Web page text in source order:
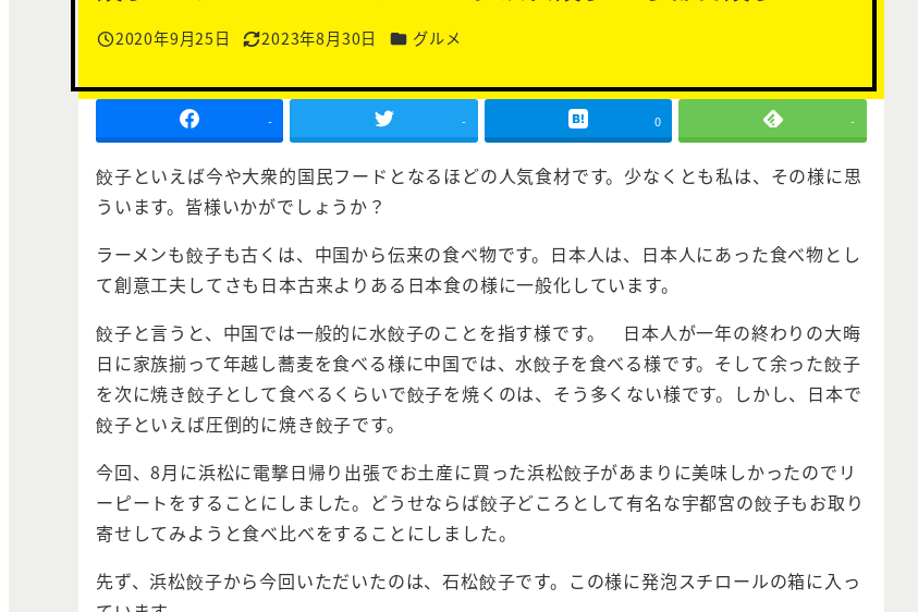
投稿日
2020年9月25日
更新日
2023年8月30日 カテゴリー
グルメ
- - 0 -
餃子といえば今や大衆的国民フードとなるほどの人気食材です。少なくとも私は、その様に思
ういます。皆様いかがでしょうか？
ラーメンも餃子も古くは、中国から伝来の食べ物です。日本人は、日本人にあった食べ物とし
て創意工夫してさも日本古来よりある日本食の様に一般化しています。
餃子と言うと、中国では一般的に水餃子のことを指す様です。 日本人が一年の終わりの大晦
日に家族揃って年越し蕎麦を食べる様に中国では、水餃子を食べる様です。そして余った餃子
を次に焼き餃子として食べるくらいで餃子を焼くのは、そう多くない様です。しかし、日本で
餃子といえば圧倒的に焼き餃子です。
今回、8月に浜松に電撃日帰り出張でお土産に買った浜松餃子があまりに美味しかったのでリ
ーピートをすることにしました。どうせならば餃子どころとして有名な宇都宮の餃子もお取り
寄せしてみようと食べ比べをすることにしました。
先ず、浜松餃子から今回いただいたのは、石松餃子です。この様に発泡スチロールの箱に入っ